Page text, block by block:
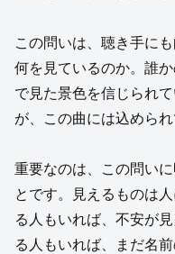
この問いは、聴き手に
何を見ているのか。誰
で見た景色を信じられ
が、この曲には込めら
重要なのは、この問い
とです。見えるものは
る人もいれば、不安が
る人もいれば、まだ名